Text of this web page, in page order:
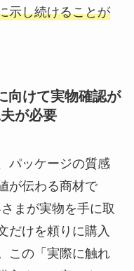
示し続けることが
向けて実物確認が
が必要
パッケージの質感
が伝わる商材で
まが実物を手に取
だけを頼りに購入
この「実際に触れ